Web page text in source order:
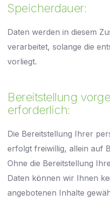
Speicherdauer:
Daten werden in diesem
verarbeitet, solange die
vorliegt.
Bereitstellung
erforderlich:
Die Bereitstellung Ihrer
erfolgt freiwillig, allein auf
Ohne die Bereitstellung
Daten können wir Ihnen
angebotenen Inhalte